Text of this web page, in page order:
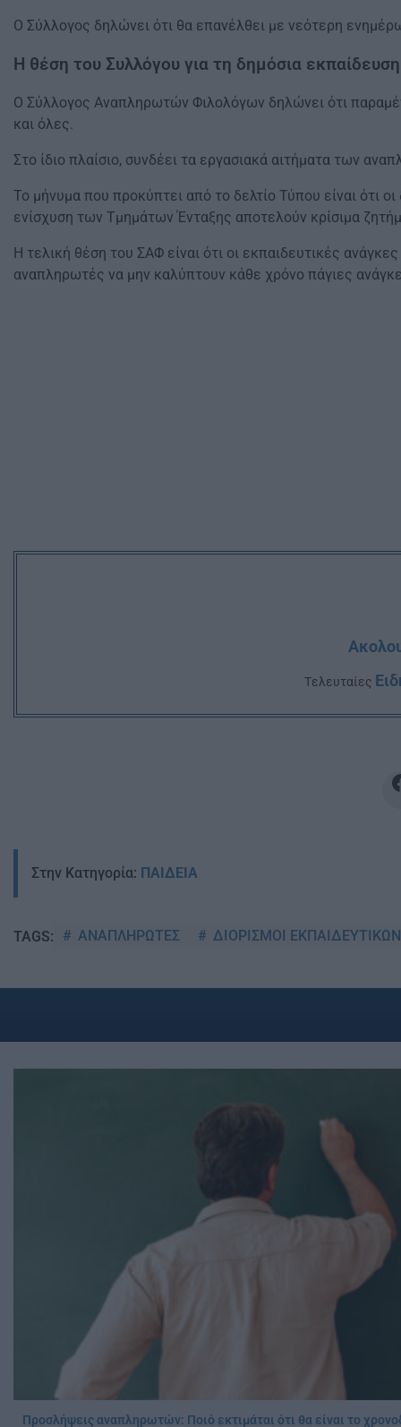
Ο Σύλλογος δηλώνει ότι θα επανέλθει με νεότερη
Η θέση του Συλλόγου για τη δημόσια εκπαίδευση
Ο Σύλλογος Αναπληρωτών Φιλολόγων δηλώνει ότι
και όλες.
Στο ίδιο πλαίσιο, συνδέει τα εργασιακά αιτήματα των
Το μήνυμα που προκύπτει από το δελτίο Τύπου είναι ότι
ενίσχυση των Τμημάτων Ένταξης αποτελούν κρίσιμα
Η τελική θέση του ΣΑΦ είναι ότι οι εκπαιδευτικές
αναπληρωτές να μην καλύπτουν κάθε χρόνο πάγιες
Tελευταίες
Στην Κατηγορία: ΠΑΙΔΕΙΑ
TAGS: ΑΝΑΠΛΗΡΩΤΕΣ ΔΙΟΡΙΣΜΟΙ ΕΚΠΑΙΔΕΥΤΙΚΩΝ
Προσλήψεις αναπληρωτών: Ποιό εκτιμάται ότι θα είναι το